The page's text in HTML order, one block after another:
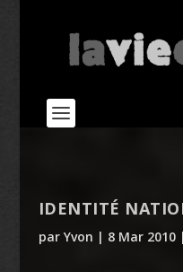
IDENTITÉ
par Yvon | 8 Mar 2010|